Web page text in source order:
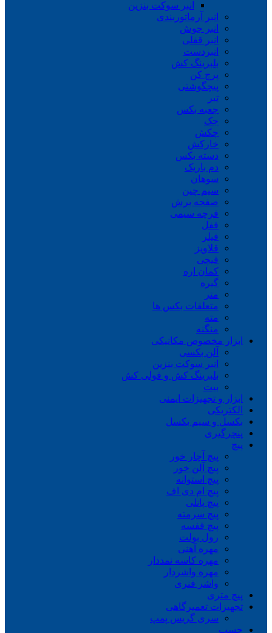
انبر سوکت بنزین
انبر آرماتوربندی
انبر جوش
انبر قفلی
انبردست
بلبرینگ کش
پرچ کن
پیچگوشتی
تبر
جعبه بکس
جک
چکش
خارکش
دسته بکس
دم باریک
سوهان
سیم چین
صفحه برش
فرچه سیمی
ففل
فیلر
قلاویز
قیچی
کمان اره
گیره
متر
متعلقات بکس ها
مته
منگنه
ابزار مخصوص مکانیکی
آلن بکسی
انبر سوکت بنزین
بلبرینگ کش و فولی کش
بیت
ابزار و تجهیزات ایمنی
الکتریکی
بکسل و سیم بکسل
پنچرگیری
پیچ
پیچ آچار خور
پیچ آلن خور
پیچ استوانه
پیچ ام دی اف
پیچ پانلی
پیچ سرمته
پیچ قفسه
رول بولت
مهره آهنی
مهره کاسه نمددار
مهره واشردار
واشر فنری
پیچ متری
تجهیزات تعمیرگاهی
سری گریس پمپ
چسب